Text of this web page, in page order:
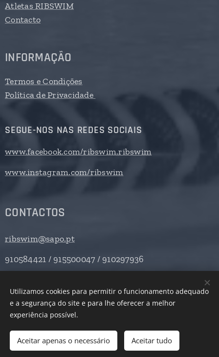
Adicionar ao carrinho
Atletas RIBSWIM
Contacto
INFORMAÇÃO
Termos e Condições
Política de Privacidade
SEGUE-NOS NAS REDES SOCIAIS
www.facebook.com/ribswim.ribswim
www.instagram.com/ribswim
CONTACTOS
ribswim@sapo.pt
910584421 / 915500047 / 910297936
Desenvolvido porWebnode Cookies
Utilizamos cookies para permitir o funcionamento adequado
e a segurança do site e para lhe oferecer a melhor
experiência possível.
Aceitar apenas o necessário Aceitar tudo